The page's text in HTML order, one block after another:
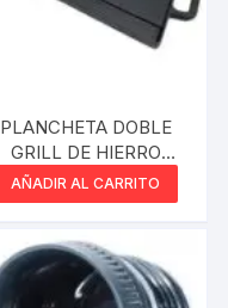
PLANCHETA DOBLE
GRILL DE HIERRO
42,5CM VONNE
CCN063
AÑADIR AL CARRITO